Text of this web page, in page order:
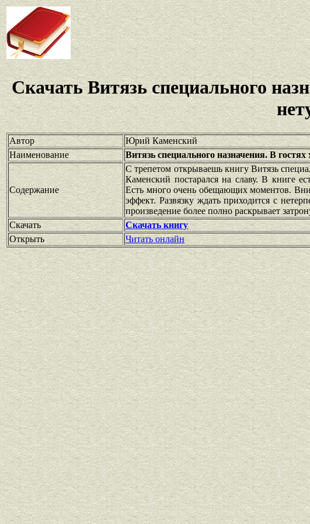
Скачать Витязь специального
Автор
Юрий Каменский
Наименование
Витязь специального назначения. В
Содержание
С трепетом открываешь книгу Витязь
Каменский постарался на славу. В книге
Есть много очень обещающих моментов.
эффект. Развязку ждать приходится с
произведение более полно раскрывает
Скачать
Скачать книгу
Открыть
Читать онлайн